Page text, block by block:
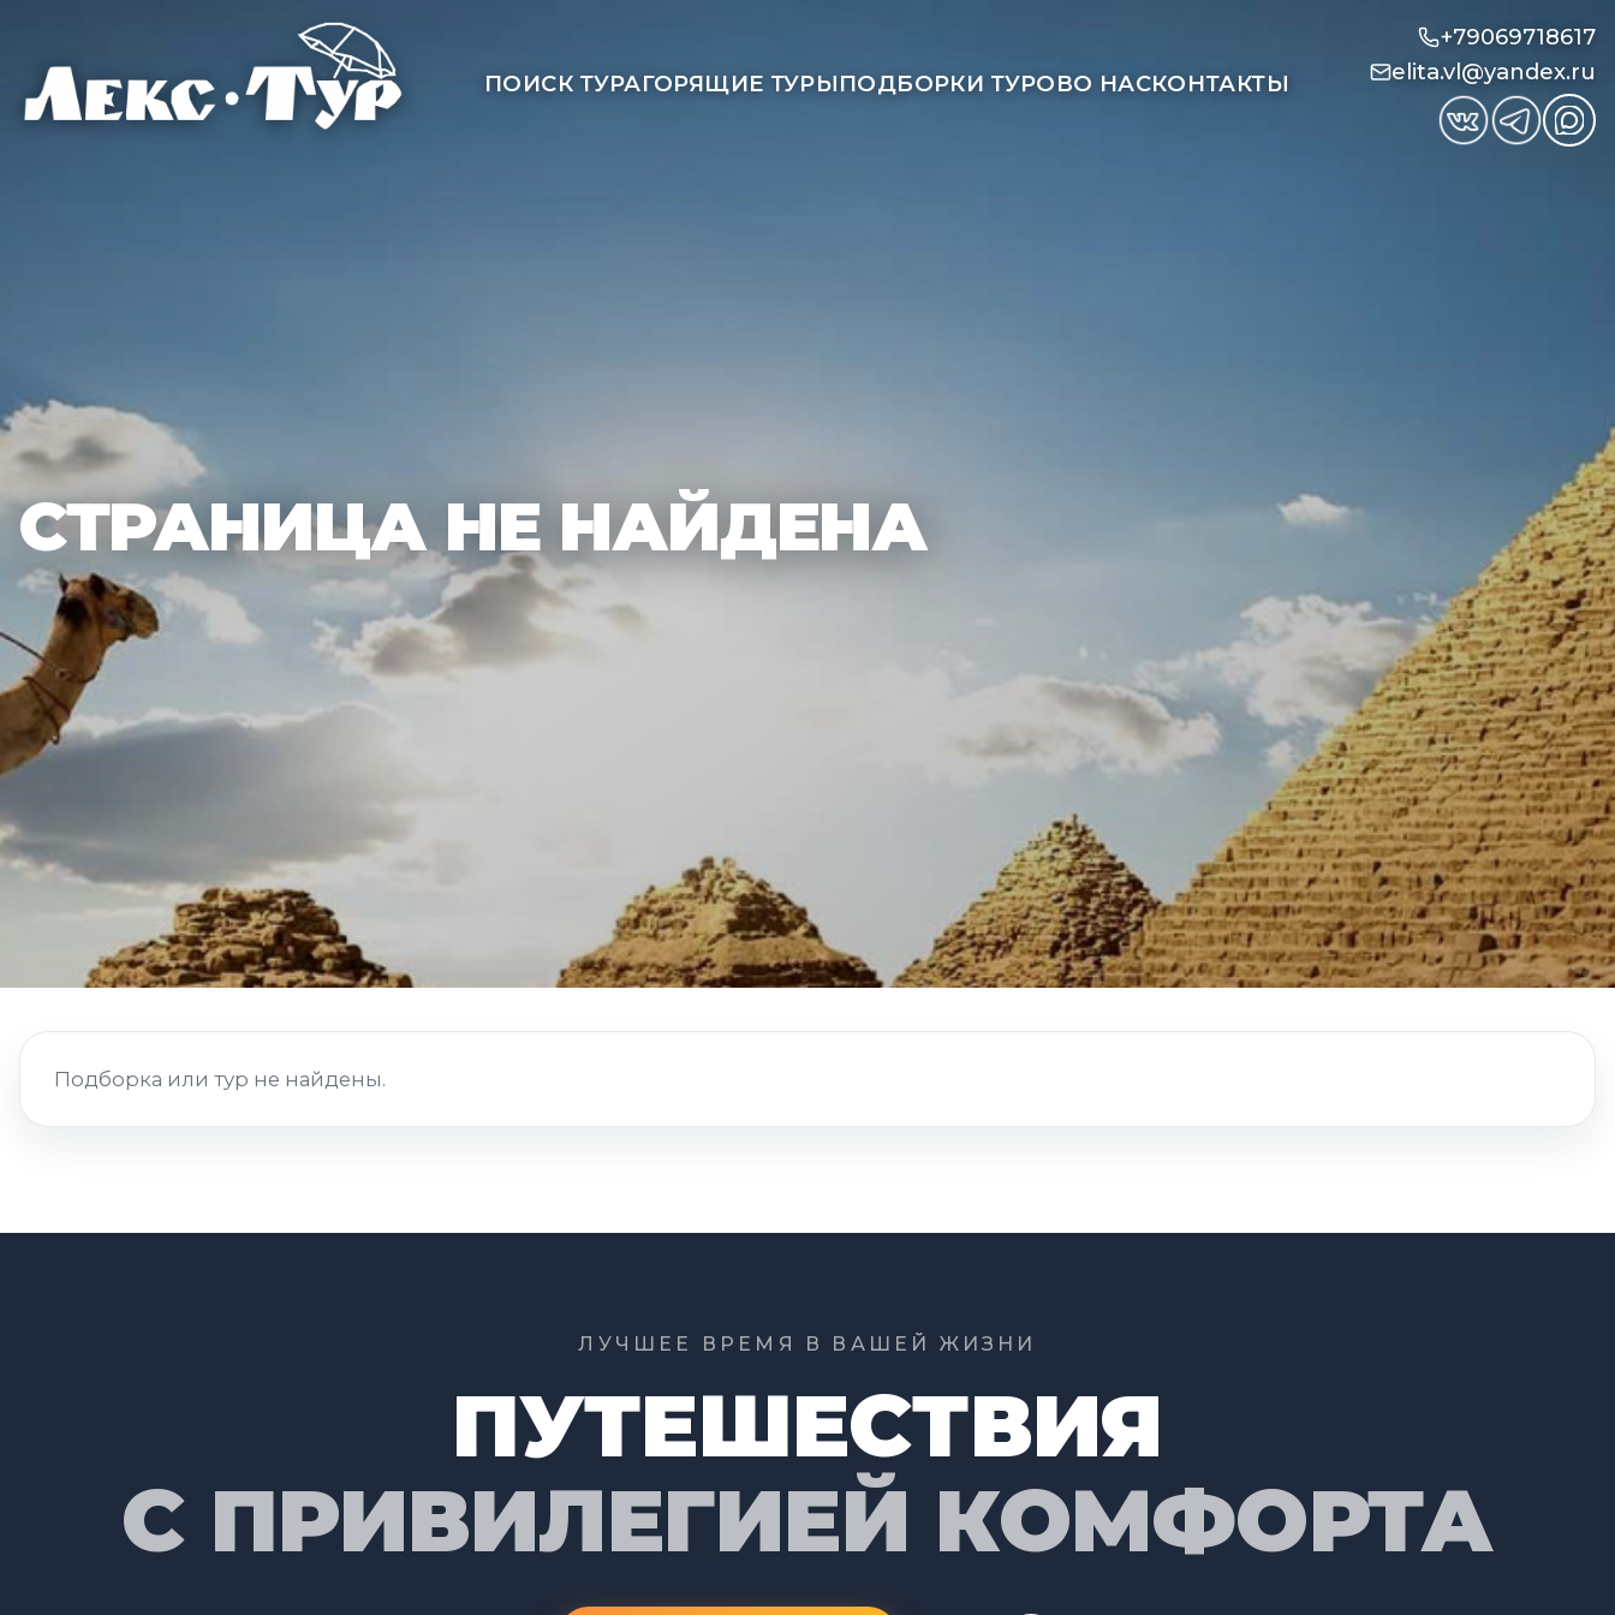
ПОИСК ТУРАГОРЯЩИЕ ТУРЫПОДБОРКИ ТУРОВО НАСКОНТАКТЫ
+79069718617
elita.vl@yandex.ru
СТРАНИЦА НЕ НАЙДЕНА
Подборка или тур не найдены.
ЛУЧШЕЕ ВРЕМЯ В ВАШЕЙ ЖИЗНИ
ПУТЕШЕСТВИЯ
С ПРИВИЛЕГИЕЙ КОМФОРТА